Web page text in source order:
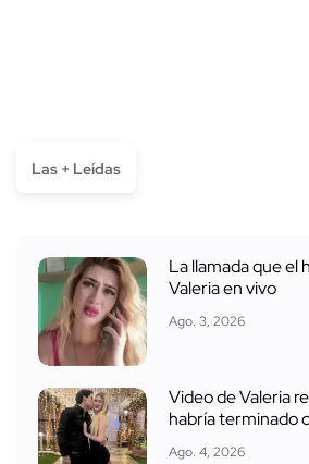
Las + Leídas
La llamada que el
Valeria en vivo
Ago. 3, 2026
Video de Valeria
habría terminado
Ago. 4, 2026